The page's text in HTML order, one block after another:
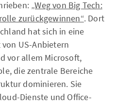
„Weg von Big Tech:
zurückgewinnen“. Dort
hat sich in eine
US-Anbietern
vor allem Microsoft,
die zentrale Bereiche
dominieren. Sie
Dienste und Office-